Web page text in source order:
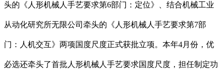
头的《人形机械人手艺要求第6部门：定位》、结合机械工业
从动化研究所无限公司牵头的《人形机械人手艺要求第7部
门：人机交互》两项国度尺度正式获批立项。本年4月份，优
必选还牵头了首批人形机械人手艺要求国度尺度，担任制定功